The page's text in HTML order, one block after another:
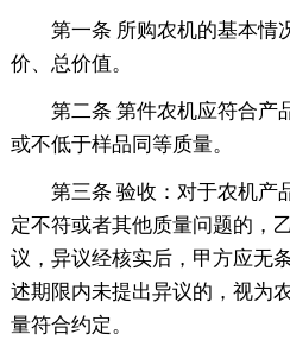
第一条 所购农机的基本情
价、总价值。
第二条 第件农机应符合产
或不低于样品同等质量。
第三条 验收：对于农机产
定不符或者其他质量问题的，
议，异议经核实后，甲方应无
述期限内未提出异议的，视为
量符合约定。